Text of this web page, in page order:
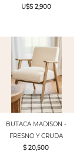
U$S 2,900
BUTACA MADISON -
FRESNO Y CRUDA
$ 20,500